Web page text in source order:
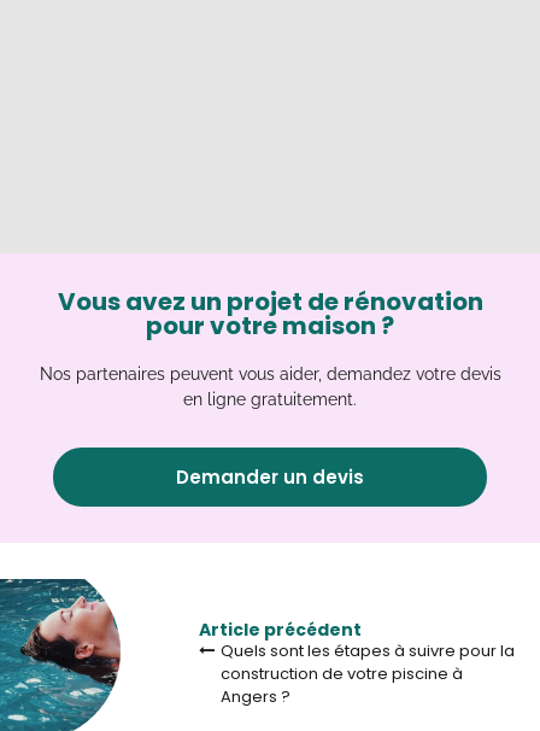
Vous avez un projet de rénovation
pour votre maison ?
Nos partenaires peuvent vous aider, demandez votre devis
en ligne gratuitement.
Demander un devis
Article précédent
Quels sont les étapes à suivre pour la
construction de votre piscine à
Angers ?